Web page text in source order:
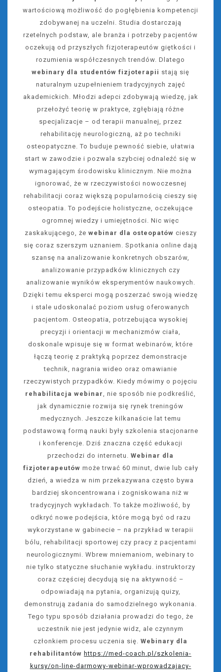
wartościową możliwość do pogłębienia kompetencji
zdobywanej na uczelni. Studia dostarczają
rzetelnych podstaw, ale branża i potrzeby pacjentów
oczekują od przyszłych fizjoterapeutów giętkości i
rozumienia współczesnych trendów. Dlatego
webinary dla studentów fizjoterapii stają się
naturalnym uzupełnieniem tradycyjnych zajęć
akademickich. Młodzi adepci zdobywają wiedzę, jak
przełożyć teorię w praktyce, zgłębiają różne
specjalizacje – od terapii manualnej, przez
rehabilitację neurologiczną, aż po techniki
osteopatyczne. To buduje pewność siebie, ułatwia
start w zawodzie i pozwala szybciej odnaleźć się w
wymagającym środowisku klinicznym. Nie można
ignorować, że w rzeczywistości nowoczesnej
rehabilitacji coraz większą popularnością cieszy się
osteopatia. To podejście holistyczne, oczekujące
ogromnej wiedzy i umiejętności. Nic więc
zaskakującego, że webinar dla osteopatów cieszy
się coraz szerszym uznaniem. Spotkania online dają
szansę na analizowanie konkretnych obszarów,
analizowanie przypadków klinicznych czy
analizowanie wyników eksperymentów naukowych.
Dzięki temu eksperci mogą poszerzać swoją wiedzę
i stale udoskonalać poziom usług oferowanych
pacjentom. Osteopatia, potrzebująca wysokiej
precyzji i orientacji w mechanizmów ciała,
doskonale wpisuje się w format webinarów, które
łączą teorię z praktyką poprzez demonstracje
technik, nagrania wideo oraz omawianie
rzeczywistych przypadków. Kiedy mówimy o pojęciu
rehabilitacja webinar
, nie sposób nie podkreślić,
jak dynamicznie rozwija się rynek treningów
medycznych. Jeszcze kilkanaście lat temu
podstawową formą nauki były szkolenia stacjonarne
i konferencje. Dziś znaczna część edukacji
przechodzi do internetu. Webinar dla
fizjoterapeutów może trwać 60 minut, dwie lub cały
dzień, a wiedza w nim przekazywana często bywa
bardziej skoncentrowana i zogniskowana niż w
tradycyjnych wykładach. To także możliwość, by
odkryć nowe podejścia, które mogą być od razu
wykorzystane w gabinecie – na przykład w terapii
bólu, rehabilitacji sportowej czy pracy z pacjentami
neurologicznymi. Wbrew mniemaniom, webinary to
nie tylko statyczne słuchanie wykładu. instruktorzy
coraz częściej decydują się na aktywność –
odpowiadają na pytania, organizują quizy,
demonstrują zadania do samodzielnego wykonania.
Tego typu sposób działania prowadzi do tego, że
uczestnik nie jest jedynie widz, ale czynnym
członkiem procesu uczenia się. Webinary dla
rehabilitantów https://med-coach.pl/szkolenia-
kursy/on-line-darmowy-webinar-wprowadzajacy-